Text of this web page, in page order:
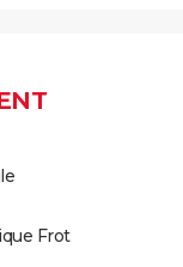
Frot